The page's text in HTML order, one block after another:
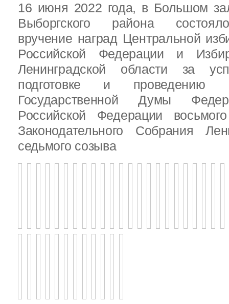
16 июня 2022 года, в Большом
Выборгского района
вручение наград Центральной
Российской Федерации и
Ленинградской области за
подготовке и проведению
Государственной Думы
Российской Федерации
Законодательного Собрания
седьмого созыва